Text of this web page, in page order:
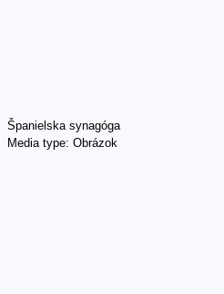
Španielska synagóga
Media type: Obrázok